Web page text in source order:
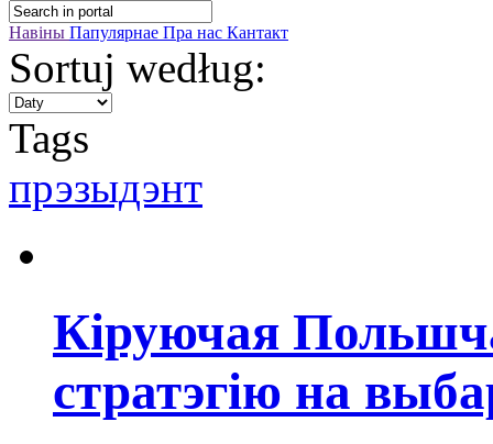
Навіны Папулярнае Пра нас Кантакт
Sortuj według:
Tags
прэзыдэнт
Кіруючая
стратэгію на